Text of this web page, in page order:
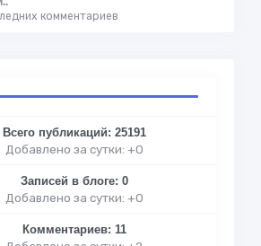
комментариев
Всего публикаций: 25191
Добавлено за сутки: +0
Записей в блоге: 0
Добавлено за сутки: +0
Комментариев: 11